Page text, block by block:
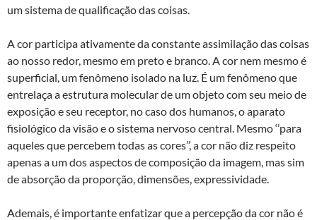
um sistema de qualificação das coisas.
A cor participa ativamente da constante assimilação das coisas
ao nosso redor, mesmo em preto e branco. A cor nem mesmo é
superficial, um fenômeno isolado na luz. É um fenômeno que
entrelaça a estrutura molecular de um objeto com seu meio de
exposição e seu receptor, no caso dos humanos, o aparato
fisiológico da visão e o sistema nervoso central. Mesmo ‘’para
aqueles que percebem todas as cores’’, a cor não diz respeito
apenas a um dos aspectos de composição da imagem, mas sim
de absorção da proporção, dimensões, expressividade.
Ademais, é importante enfatizar que a percepção da cor não é